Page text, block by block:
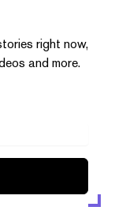
right now,
and more.